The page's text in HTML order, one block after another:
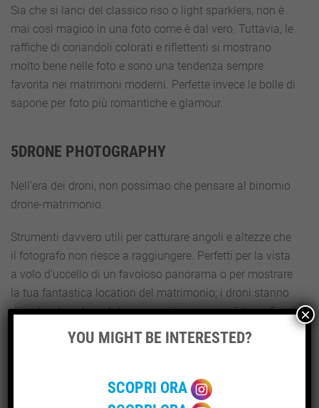
Sia che si lanci del classico riso o light sparklers, non è
mai così magico in una foto come è dal vero. Tuttavia, le
raffiche di coriandoli colorati e riflettenti si mostrano
molto bene nelle foto e sono una tendenza sempre
favorita nei matrimoni moderni. Perfette invece le bolle di
sapone per foto più romantiche e glamour.
5DRONE PHOTOGRAPHY
Nell’era dei droni, non possimao che pensare al binomio
drone-matrimonio.
Strumenti davvero utili per catturare angoli e altezze che
il fotografo non riesce a raggiungere. Perfetti per la vista
a volo d’uccello di un favoloso panorama o per mostrare
la tua fantastica location del matrimonio; i droni stanno
diventando un’assoluta necessità nei servizi fotografici di
matrimonio.
6EVENTI PRE-MATRIMONIO
YOU MIGHT BE INTERESTED?
SCOPRI ORA
×